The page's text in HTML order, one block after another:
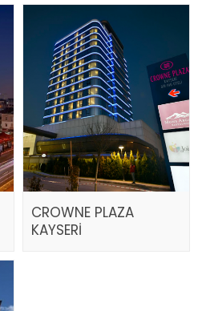
CROWNE PLAZA
KAYSERİ